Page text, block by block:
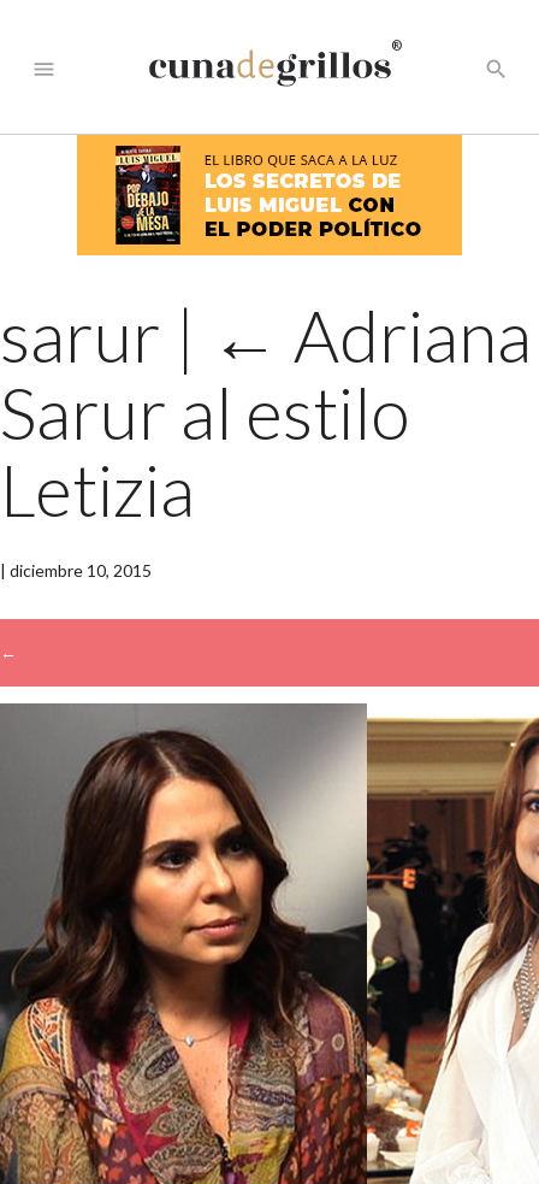
menu
®
search
sarur | ← Adriana
Sarur al estilo
Letizia
| diciembre 10, 2015
←